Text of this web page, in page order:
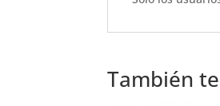
o
k
p
También